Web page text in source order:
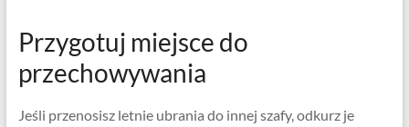
Przygotuj miejsce do
przechowywania
Jeśli przenosisz letnie ubrania do innej szafy, odkurz je